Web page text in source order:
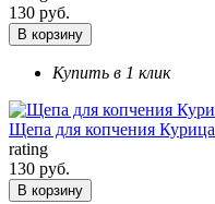
130 руб.
В корзину
Купить в 1 клик
Щепа для копчения Курица
rating
130 руб.
В корзину